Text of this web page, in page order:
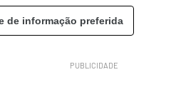
de informação preferida